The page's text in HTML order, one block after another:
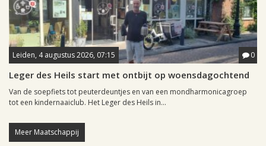
Leiden, 4 augustus 2026, 07:15 0
Leger des Heils start met ontbijt op woensdagochtend
Van de soepfiets tot peuterdeuntjes en van een mondharmonicagroep
tot een kindernaaiclub. Het Leger des Heils in...
Meer Maatschappij